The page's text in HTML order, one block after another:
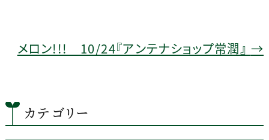
k
メロン!!! 10/24『アンテナショップ常潤』 →
カテゴリー